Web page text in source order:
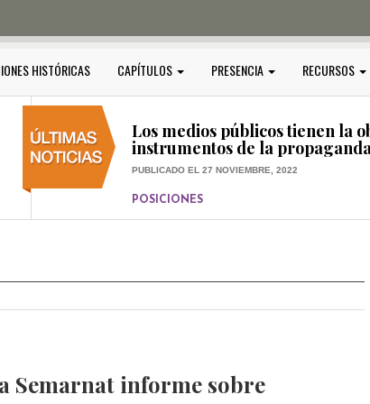
HISTÓRICAS CAPÍTULOS PRESENCIA RECURSOS
PUBLICADO EL 17 DICIEMBRE, 2022
Los medios públicos tienen la
instrumentos de la
PUBLICADO EL 27 NOVIEMBRE, 2022
POSICIONES
Consejos ciudadanos e IFT
Semarnat informe sobre